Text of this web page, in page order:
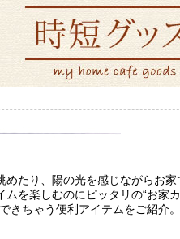
たり、陽の光を感じながらお家
を楽しむのにピッタリの“お家
ちゃう便利アイテムをご紹介。